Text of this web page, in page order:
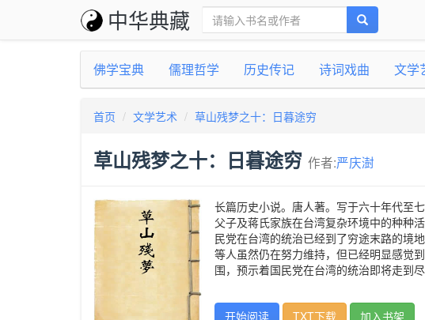
中华典藏
佛学宝典 儒理哲学 历史传记 诗词戏曲 文学
首页 文学艺术 草山残梦之十：日暮途穷
草山残梦之十：日暮途穷 作者:严庆澍
长篇历史小说。唐人著。写于六十年代至
父子及蒋氏家族在台湾复杂环境中的种种
民党在台湾的统治已经到了穷途末路的境
等人虽然仍在努力维持，但已经明显感觉
围，预示着国民党在台湾的统治即将走到尽
开始阅读 TXT下载 加入书架